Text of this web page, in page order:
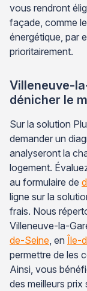
vous rendront
façade, comme
énergétique, par
prioritairement.
Villeneuve-
dénicher le
Sur la solution
demander un
analyseront la
logement.
au formulaire de
ligne sur la
frais. Nous
Villeneuve-la-
de-Seine , en Île-
permettre de les
Ainsi, vous
des meilleurs